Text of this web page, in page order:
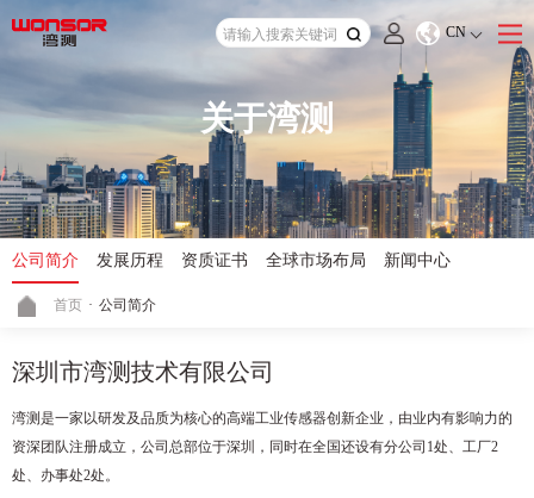
CN
关于湾测
公司简介 发展历程 资质证书 全球市场布局 新闻中心
首页 · 公司简介
深圳市湾测技术有限公司
湾测是一家以研发及品质为核心的高端工业传感器创新企业，由业内有影响力的
资深团队注册成立，公司总部位于深圳，同时在全国还设有分公司1处、工厂2
处、办事处2处。